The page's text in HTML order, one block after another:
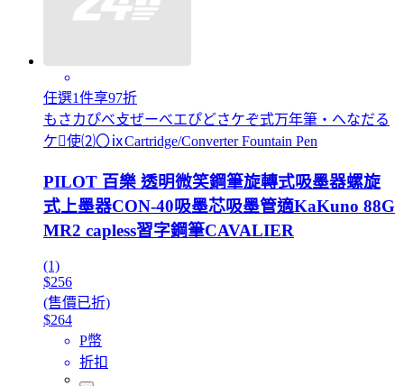
任選1件享97折
もさカぴべ攴ぜーべエぴどさケぞ式万年筆・へなだる
ケ使⑵〇ⅸCartridge/Converter Fountain Pen
PILOT 百樂 透明微笑鋼筆旋轉式吸墨器螺旋
式上墨器CON-40吸墨芯吸墨管適KaKuno 88G
MR2 capless習字鋼筆CAVALIER
(1)
$256
(售價已折)
$264
P幣
折扣